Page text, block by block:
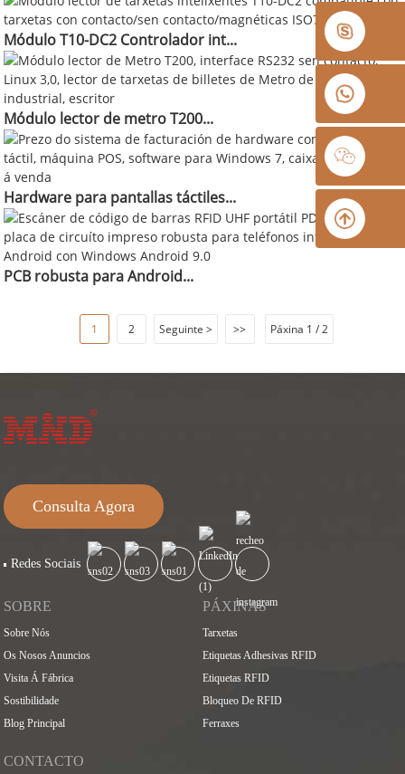
Módulo T10-DC2 Controlador int...
Módulo lector de metro T200...
Hardware para pantallas táctiles...
PCB robusta para Android...
1 2 Seguinte > >> Páxina 1 / 2
Consulta Agora
Redes Sociais
SOBRE
Sobre Nós
Os Nosos Anuncios
Visita Á Fábrica
Sostibilidade
Blog Principal
PÁXINAS
Tarxetas
Etiquetas Adhesivas RFID
Etiquetas RFID
Bloqueo De RFID
Ferraxes
CONTACTO